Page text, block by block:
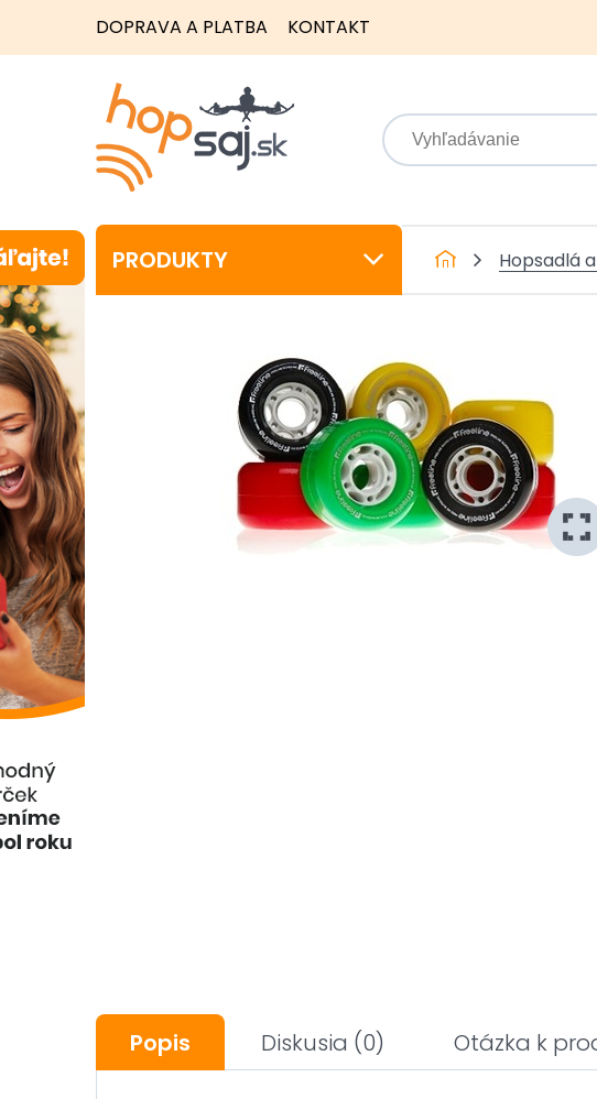
DOPRAVA A PLATBA KONTAKT
PRODUKTY Hopsadlá
Popis Diskusia (0) Otázka k